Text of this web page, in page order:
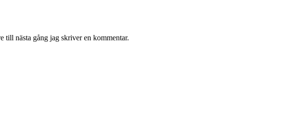
till nästa gång jag skriver en kommentar.